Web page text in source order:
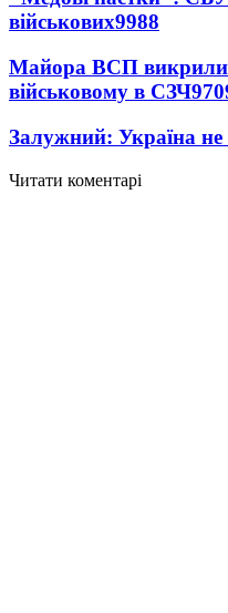
військових9988
Майора ВСП викрили
військовому в СЗЧ
Залужний: Україна
Читати коментарі